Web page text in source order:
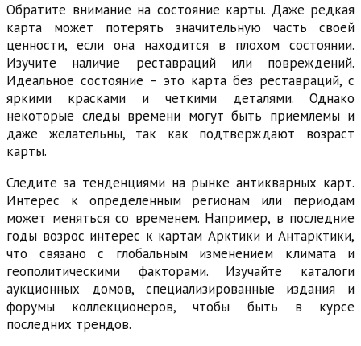
Обратите внимание на состояние карты. Даже редкая
карта может потерять значительную часть своей
ценности, если она находится в плохом состоянии.
Изучите наличие реставраций или повреждений.
Идеальное состояние – это карта без реставраций, с
яркими красками и четкими деталями. Однако
некоторые следы времени могут быть приемлемы и
даже желательны, так как подтверждают возраст
карты.
Следите за тенденциями на рынке антикварных карт.
Интерес к определенным регионам или периодам
может меняться со временем. Например, в последние
годы возрос интерес к картам Арктики и Антарктики,
что связано с глобальным изменением климата и
геополитическими факторами. Изучайте каталоги
аукционных домов, специализированные издания и
форумы коллекционеров, чтобы быть в курсе
последних трендов.